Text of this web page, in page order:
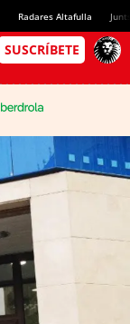
Radares Altafulla